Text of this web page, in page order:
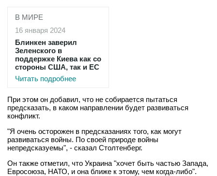
В МИРЕ
16 января 2024
Блинкен заверил
Зеленского в
поддержке Киева как со
стороны США, так и ЕС
Читать подробнее
При этом он добавил, что не собирается пытаться
предсказать, в каком направлении будет развиваться
конфликт.
"Я очень осторожен в предсказаниях того, как могут
развиваться войны. По своей природе войны
непредсказуемы", - сказал Столтенберг.
Он также отметил, что Украина "хочет быть частью Запада,
Евросоюза, НАТО, и она ближе к этому, чем когда-либо".